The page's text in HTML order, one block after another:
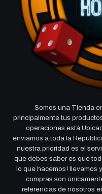
Somos una Tienda
principalmente tus
operaciones está
enviamos a toda la
nuestra prioridad es el
que debes saber es que
lo que hacemos! llevamos
compras son
referencias de nosotros